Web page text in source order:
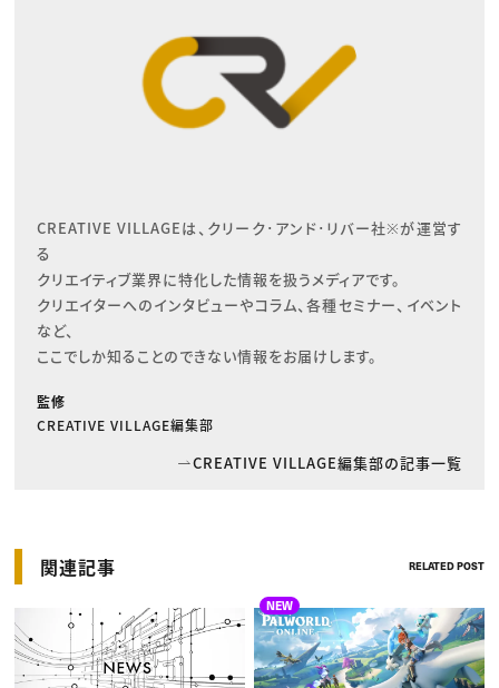
CREATIVE VILLAGEは、クリーク･アンド･リバー社※が運営す
る
クリエイティブ業界に特化した情報を扱うメディアです。
クリエイターへのインタビューやコラム、各種セミナー、イベント
など、
ここでしか知ることのできない情報をお届けします。
監修
CREATIVE VILLAGE編集部
CREATIVE VILLAGE編集部の記事一覧
関連記事 RELATED POST
NEW